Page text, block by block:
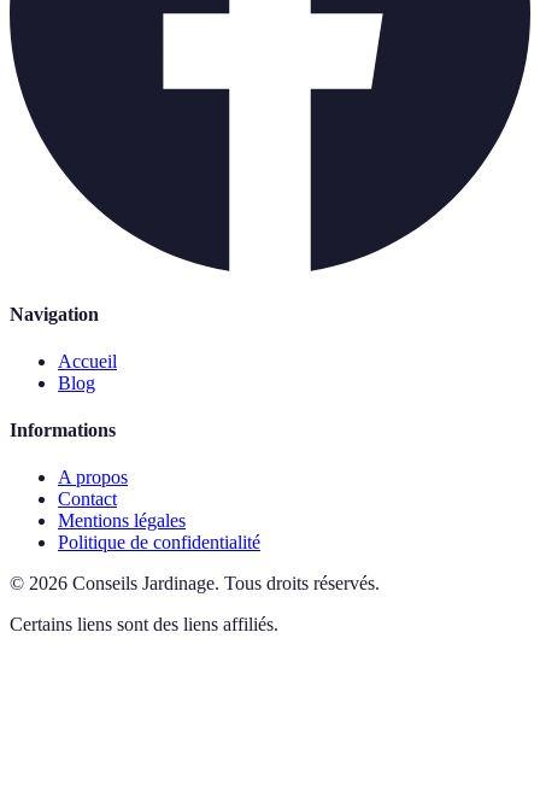
Navigation
Accueil
Blog
Informations
A propos
Contact
Mentions légales
Politique de confidentialité
© 2026 Conseils Jardinage. Tous droits réservés.
Certains liens sont des liens affiliés.